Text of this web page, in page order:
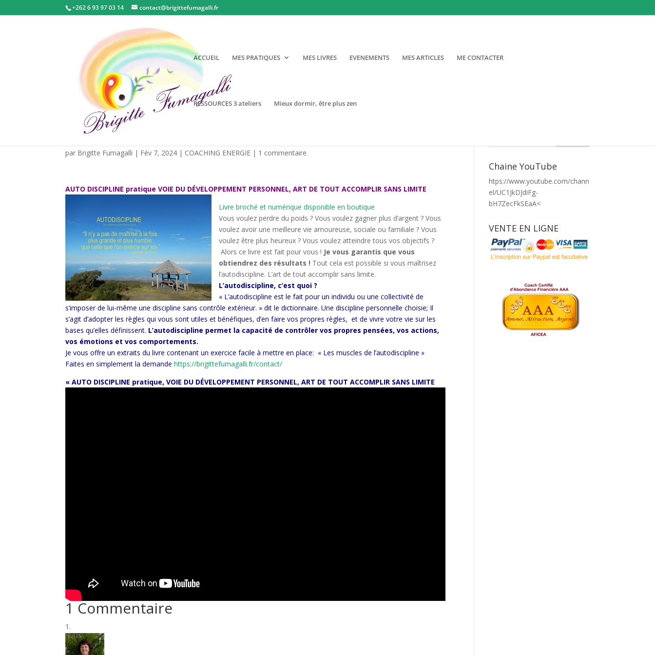
+262 6 93 97 03 14 contact@brigittefumagalli.fr
ACCUEIL MES PRATIQUES MES LIVRES EVENEMENTS MES ARTICLES ME CONTACTER
RESSOURCES 3 ateliers Mieux dormir, être plus zen
AUTODISCIPLINE Pratique
par Brigitte Fumagalli | Fév 7, 2024 | COACHING ENERGIE | 1 commentaire
AUTO DISCIPLINE pratique VOIE DU DÉVELOPPEMENT PERSONNEL, ART DE TOUT ACCOMPLIR SANS LIMITE
Livre broché et numérique disponible en boutique
Vous voulez perdre du poids ? Vous voulez gagner plus d’argent ? Vous
voulez avoir une meilleure vie amoureuse, sociale ou familiale ? Vous
voulez être plus heureux ? Vous voulez atteindre tous vos objectifs ?
Alors ce livre est fait pour vous ! Je vous garantis que vous
obtiendrez des résultats ! Tout cela est possible si vous maîtrisez
l’autodiscipline. L’art de tout accomplir sans limite.
L’autodiscipline, c’est quoi ?
« L’autodiscipline est le fait pour un individu ou une collectivité de
s’imposer de lui-même une discipline sans contrôle extérieur. » dit le dictionnaire. Une discipline personnelle choisie; Il
s’agit d’adopter les règles qui vous sont utiles et bénéfiques, d’en faire vos propres règles, et de vivre votre vie sur les
bases qu’elles définissent. L’autodiscipline permet la capacité de contrôler vos propres pensées, vos actions,
vos émotions et vos comportements.
Je vous offre un extraits du livre contenant un exercice facile à mettre en place: « Les muscles de l’autodiscipline »
Faites en simplement la demandehttps://brigittefumagalli.fr/contact/
« AUTO DISCIPLINE pratique, VOIE DU DÉVELOPPEMENT PERSONNEL, ART DE TOUT ACCOMPLIR SANS LIMITE
1 Commentaire
Chaine YouTube
htps://www.youtube.com/chann
el/UC1JkDJdiFg-
bH7ZecFkSEaA<
VENTE EN LIGNE